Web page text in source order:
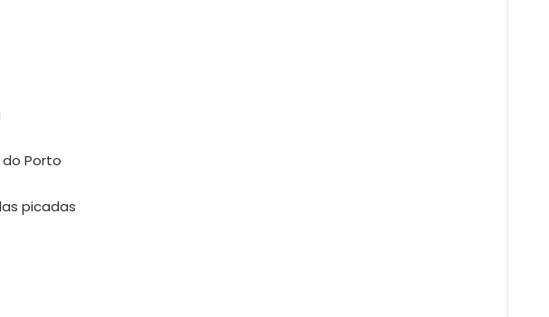
Porto
picadas